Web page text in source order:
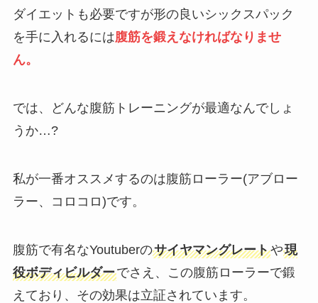
ダイエットも必要ですが形の良いシックスパック
を手に入れるには腹筋を鍛えなければなりませ
ん。
では、どんな腹筋トレーニングが最適なんでしょ
うか…?
私が一番オススメするのは腹筋ローラー(アブロー
ラー、コロコロ)です。
腹筋で有名なYoutuberのサイヤマングレートや現
役ボディビルダーでさえ、この腹筋ローラーで鍛
えており、その効果は立証されています。